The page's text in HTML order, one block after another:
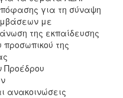
για τη σύναψη
με
της εκπαίδευσης
προσωπικού της
ανακοινώσεις